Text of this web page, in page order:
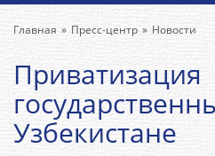
Главная Пресс-центр Новости
Приватизация
Узбекистане